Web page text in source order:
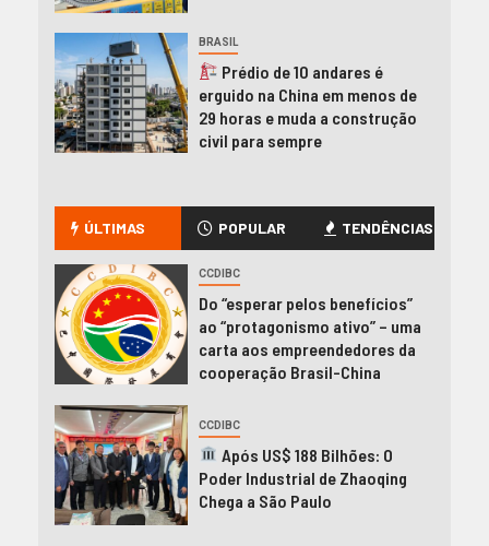
BRASIL
Prédio de 10 andares é
erguido na China em menos de
29 horas e muda a construção
civil para sempre
ÚLTIMAS POPULAR TENDÊNCIAS
CCDIBC
Do “esperar pelos benefícios”
ao “protagonismo ativo” – uma
carta aos empreendedores da
cooperação Brasil-China
CCDIBC
Após US$ 188 Bilhões: O
Poder Industrial de Zhaoqing
Chega a São Paulo